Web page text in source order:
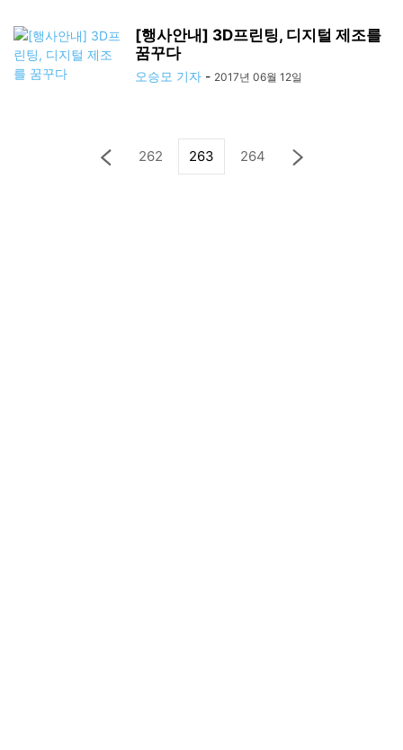
[행사안내] 3D프린팅, 디지털 제조를
꿈꾸다
오승모 기자 - 2017년 06월 12일
262 263 264